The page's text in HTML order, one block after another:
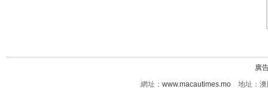
廣
網址： www.macautimes.mo 地址：澳